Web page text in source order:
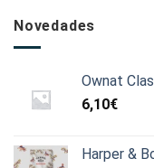
Novedades
Ownat
6,10€
Harper &